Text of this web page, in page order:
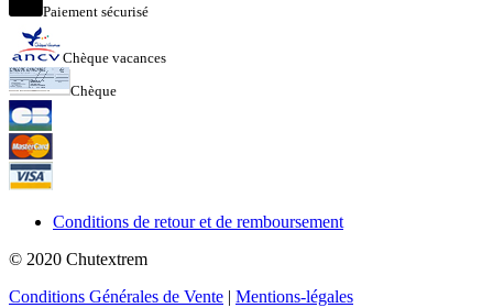
Paiement sécurisé
Chèque vacances
Chèque
Conditions de retour et de remboursement
© 2020 Chutextrem
Conditions Générales de Vente | Mentions-légales